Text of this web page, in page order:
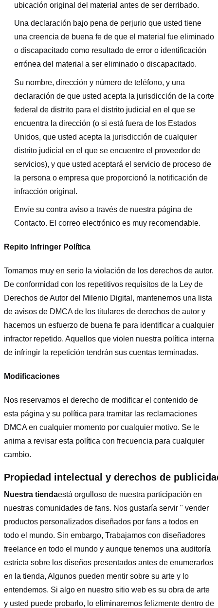
ubicación original del material antes de ser derribado.
Una declaración bajo pena de perjurio que usted tiene
una creencia de buena fe de que el material fue eliminado
o discapacitado como resultado de error o identificación
errónea del material a ser eliminado o discapacitado.
Su nombre, dirección y número de teléfono, y una
declaración de que usted acepta la jurisdicción de la corte
federal de distrito para el distrito judicial en el que se
encuentra la dirección (o si está fuera de los Estados
Unidos, que usted acepta la jurisdicción de cualquier
distrito judicial en el que se encuentre el proveedor de
servicios), y que usted aceptará el servicio de proceso de
la persona o empresa que proporcionó la notificación de
infracción original.
Envíe su contra aviso a través de nuestra página de
Contacto. El correo electrónico es muy recomendable.
Repito Infringer Política
Tomamos muy en serio la violación de los derechos de autor.
De conformidad con los repetitivos requisitos de la Ley de
Derechos de Autor del Milenio Digital, mantenemos una lista
de avisos de DMCA de los titulares de derechos de autor y
hacemos un esfuerzo de buena fe para identificar a cualquier
infractor repetido. Aquellos que violen nuestra política interna
de infringir la repetición tendrán sus cuentas terminadas.
Modificaciones
Nos reservamos el derecho de modificar el contenido de
esta página y su política para tramitar las reclamaciones
DMCA en cualquier momento por cualquier motivo. Se le
anima a revisar esta política con frecuencia para cualquier
cambio.
Propiedad intelectual y derechos de
Nuestra tiendaestá orgulloso de nuestra participación en
nuestras comunidades de fans. Nos gustaría servir " vender
productos personalizados diseñados por fans a todos en
todo el mundo. Sin embargo, Trabajamos con diseñadores
freelance en todo el mundo y aunque tenemos una auditoría
estricta sobre los diseños presentados antes de enumerarlos
en la tienda, Algunos pueden mentir sobre su arte y lo
entendemos. Si algo en nuestro sitio web es su obra de arte
y usted puede probarlo, lo eliminaremos felizmente dentro de